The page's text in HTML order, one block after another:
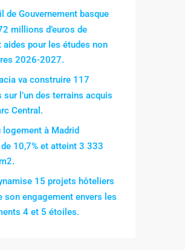
de Gouvernement basque
millions d’euros de
aides pour les études non
2026-2027.
va construire 117
sur l’un des terrains acquis
Central.
logement à Madrid
10,7% et atteint 3 333
15 projets hôteliers
son engagement envers les
4 et 5 étoiles.